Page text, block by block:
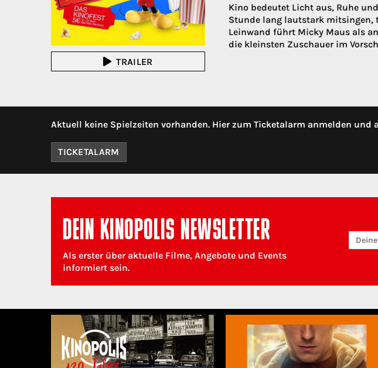
TRAILER
Kino bedeutet Licht aus, Ruhe
Stunde lang lautstark mitsingen,
Leinwand führt Micky Maus als
die kleinsten Zuschauer im
Aktuell keine Spielzeiten vorhanden. Hier zum Ticketalarm anmelden und
TICKETALARM
DEIN KINOPOLIS NEWSLETTER
Als erster über aktuelle Filme, Angebote und Events
informiert sein.